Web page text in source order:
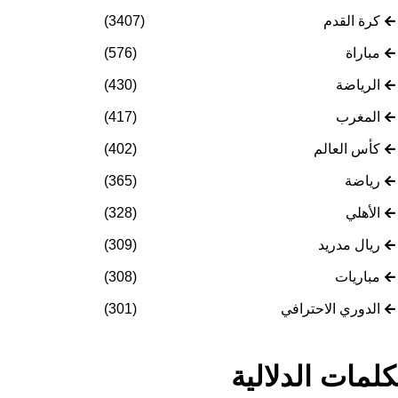
كرة القدم (3407)
مباراة (576)
الرياضة (430)
المغرب (417)
كأس العالم (402)
رياضة (365)
الأهلي (328)
ريال مدريد (309)
مباريات (308)
الدوري الاحترافي (301)
الدلالية